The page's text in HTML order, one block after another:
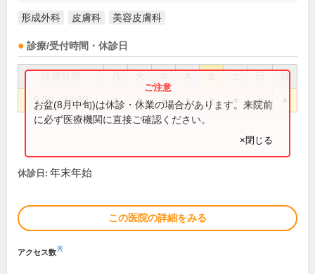
形成外科 皮膚科 美容皮膚科
診療/受付時間・休診日
祝
9:00～18:30 ● ● ● ● ● ●
お盆(8月中旬)は休診・休業の場合があります。来院前
に必ず医療機関に直接ご確認ください。
×閉じる
休診日: 年末年始
この医院の詳細をみる
アクセス数※